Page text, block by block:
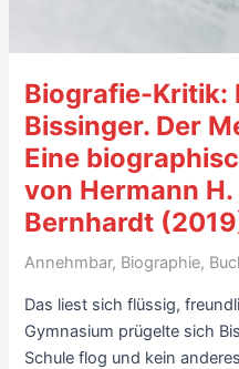
Biografie-Kritik:
Bissinger. Der
Eine
von Hermann
Bernhardt
Annehmbar, Biographie,
Das liest sich flüssig,
Gymnasium prügelte sich
Schule flog und kein